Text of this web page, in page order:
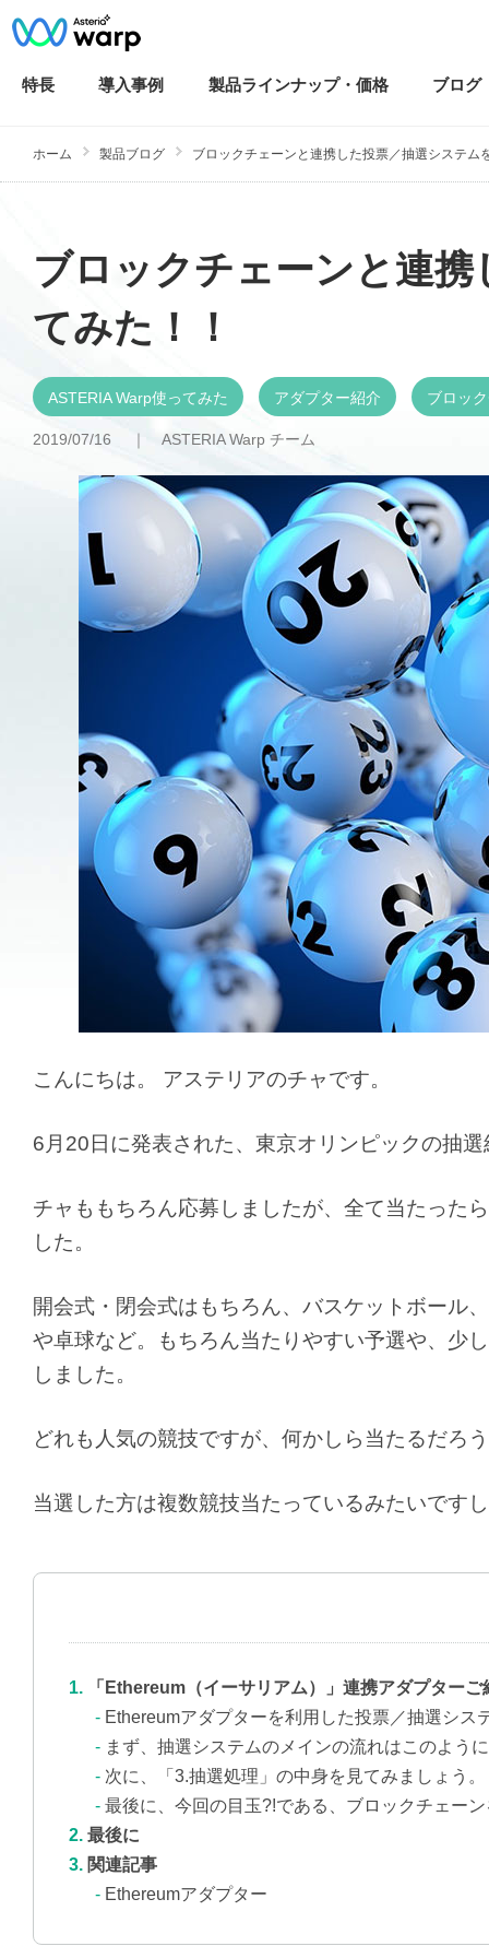
特長 導入事例 製品ラインナップ・ 価格 ブログ
ホーム 製品ブログ ブロックチェーンと連携した投票／抽選システム
ブロックチェーンと連
てみた！！
ASTERIA Warp使ってみた アダプター紹介 ブロッ
2019/07/16 ｜ ASTERIA Warp チーム
こんにちは。 アステリアのチャです。
6月20日に発表された、東京オリンピックの抽
チャももちろん応募しましたが、全て当たった
した。
開会式・閉会式はもちろん、バスケットボール
や卓球など。もちろん当たりやすい予選や、少
しました。
どれも人気の競技ですが、何かしら当たるだろ
当選した方は複数競技当たっているみたいです
「Ethereum（イーサリアム）」連携アダプターご
Ethereumアダプターを利用した投票／抽選シス
まず、抽選システムのメインの流れはこのよう
次に、「3.抽選処理」の中身を見てみましょう。
最後に、今回の目玉?!である、ブロックチェー
最後に
関連記事
Ethereumアダプター